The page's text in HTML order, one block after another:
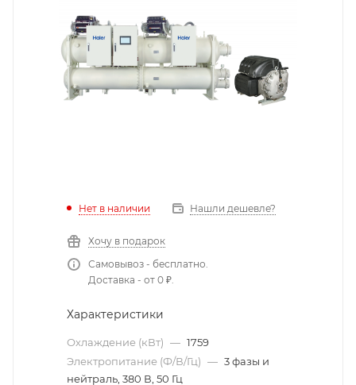
Нет в наличии Нашли дешевле?
Хочу в подарок
Самовывоз - бесплатно.
Доставка - от 0 ₽.
Характеристики
Охлаждение (кВт) — 1759
Электропитание (Ф/В/Гц) — 3 фазы и
нейтраль, 380 В, 50 Гц